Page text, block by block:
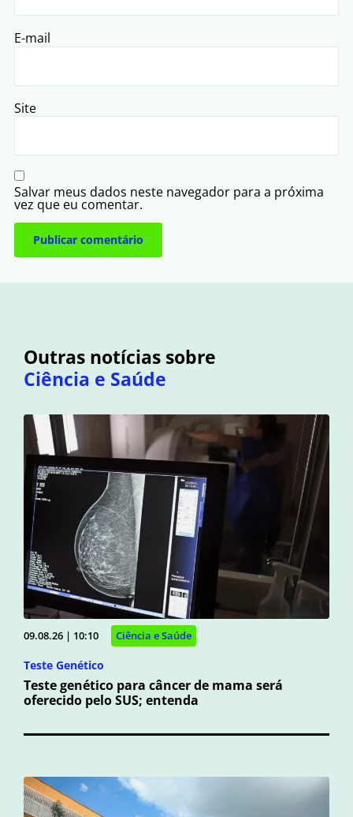
E-mail
Site
Salvar meus dados neste navegador para a próxima
vez que eu comentar.
Outras notícias sobre
Ciência e Saúde
09.08.26 | 10:10 Ciência e Saúde
Teste Genético
Teste genético para câncer de mama será
oferecido pelo SUS; entenda